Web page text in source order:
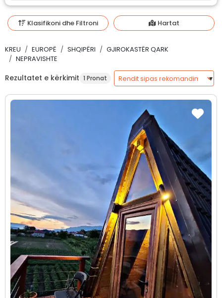
Klasifikoni dhe Filtroni Hartat
KREU EUROPË SHQIPËRI
GJIROKASTËR QARK
NEPRAVISHTE
Rezultatet e kërkimit 1 Pronat